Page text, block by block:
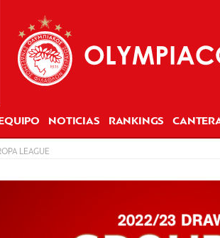
EQUIPO NOTICIAS RANKINGS
LEAGUE